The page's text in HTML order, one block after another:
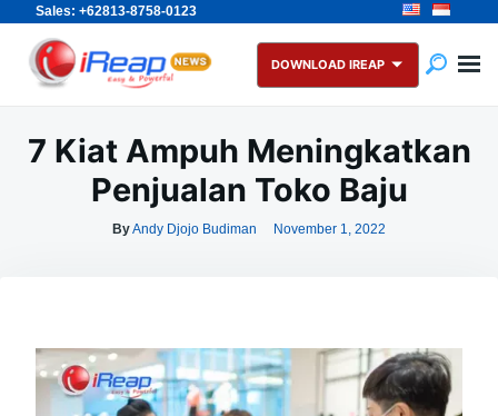
Sales: +62813-8758-0123
Skip
content
Search
for:
DOWNLOAD IREAP
7 Kiat Ampuh Meningkatkan
Penjualan Toko Baju
ByAndy Djojo Budiman November 1, 2022